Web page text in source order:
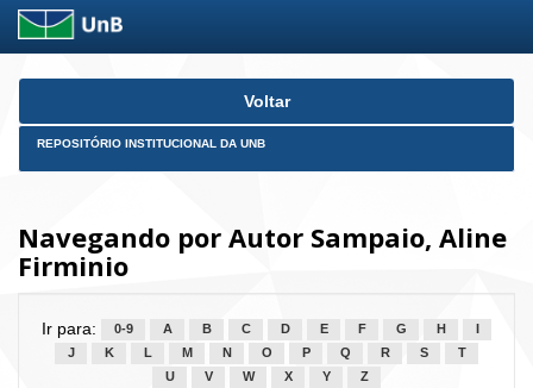
Skip
Voltar
REPOSITÓRIO INSTITUCIONAL DA UNB
Navegando por Autor Sampaio, Aline
Firminio
Ir para: 0-9 A B C D E F G H
J
K L M N O P Q R S
T
U
V W X Y Z